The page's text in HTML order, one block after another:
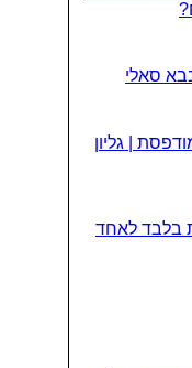
סאלי
| גליון
לאחד